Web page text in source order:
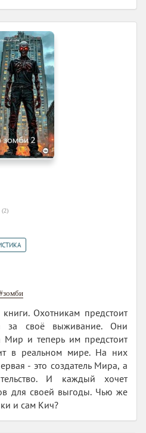
(2)
Охотникам предстоит
за своё выживание. Они
Мир и теперь им предстоит
в реальном мире. На них
- это создатель Мира, а
И каждый хочет
для своей выгоды. Чью же
и сам Кич?